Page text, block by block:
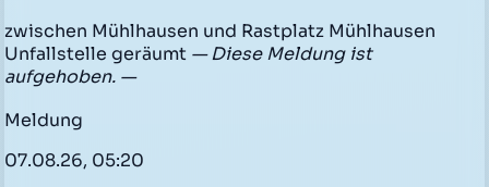
zwischen Mühlhausen und Rastplatz Mühlhausen
Unfallstelle geräumt — Diese Meldung ist
aufgehoben. —
Meldung
07.08.26, 05:20